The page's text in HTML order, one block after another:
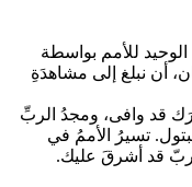
للأمم بواسطة
أن نبلغ إلى مشاهدَةِ
قد وافى، ومجدُ الربِّ
تسيرُ الأممُ في
قد أشرقَ عليك.